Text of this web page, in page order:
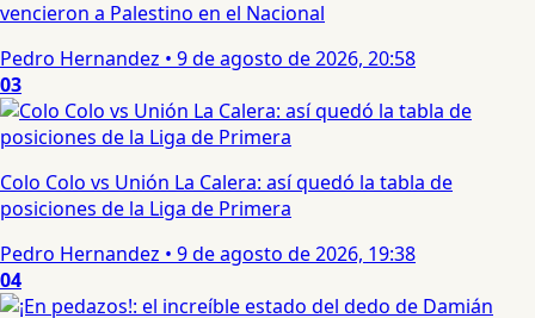
vencieron a Palestino en el Nacional
Pedro Hernandez • 9 de agosto de 2026, 20:58
03
Colo Colo vs Unión La Calera: así quedó la tabla de
posiciones de la Liga de Primera
Pedro Hernandez • 9 de agosto de 2026, 19:38
04